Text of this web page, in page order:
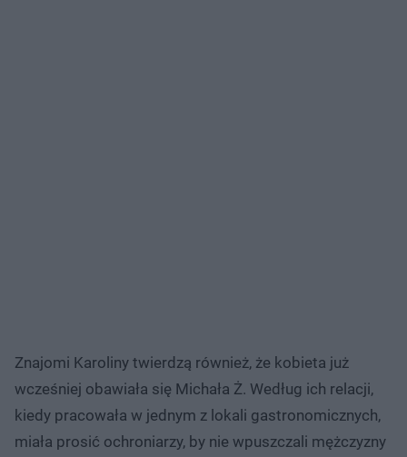
Znajomi Karoliny twierdzą również, że kobieta już
wcześniej obawiała się Michała Ż. Według ich relacji,
kiedy pracowała w jednym z lokali gastronomicznych,
miała prosić ochroniarzy, by nie wpuszczali mężczyzny